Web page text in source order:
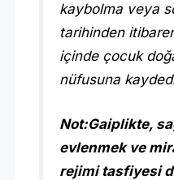
kaybolma veya
tarihinden
içinde çocuk
nüfusuna
Not:Gaiplikte,
evlenmek ve
rejimi tasfiyesi